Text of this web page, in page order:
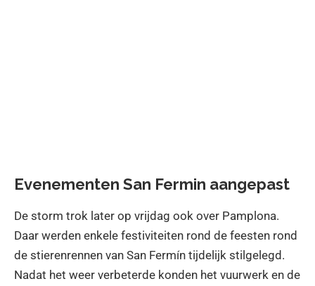
Evenementen San Fermin aangepast
De storm trok later op vrijdag ook over Pamplona.
Daar werden enkele festiviteiten rond de feesten rond
de stierenrennen van San Fermín tijdelijk stilgelegd.
Nadat het weer verbeterde konden het vuurwerk en de